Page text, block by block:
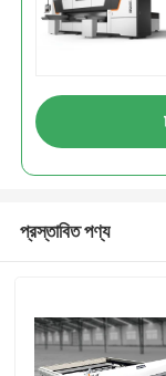
প্রস্তাবিত পণ্য